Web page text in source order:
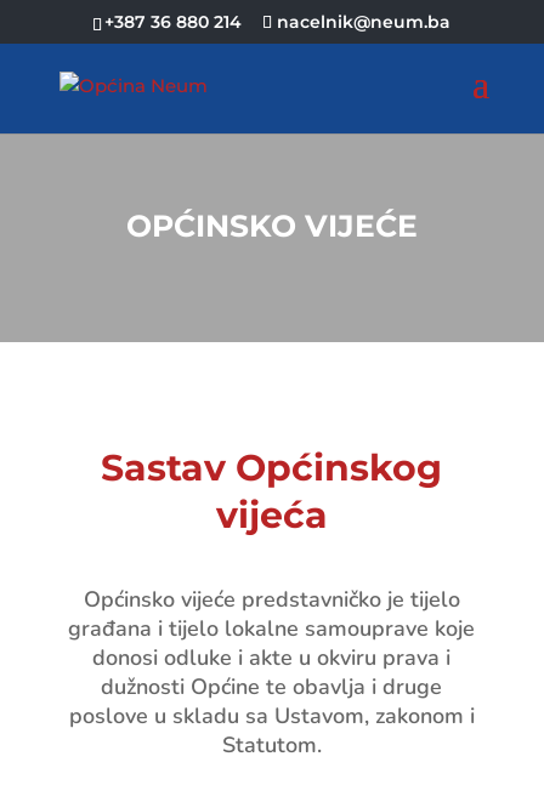
+387 36 880 214 nacelnik@neum.ba
OPĆINSKO VIJEĆE
Sastav Općinskog
vijeća
Općinsko vijeće predstavničko je tijelo
građana i tijelo lokalne samouprave koje
donosi odluke i akte u okviru prava i
dužnosti Općine te obavlja i druge
poslove u skladu sa Ustavom, zakonom i
Statutom.